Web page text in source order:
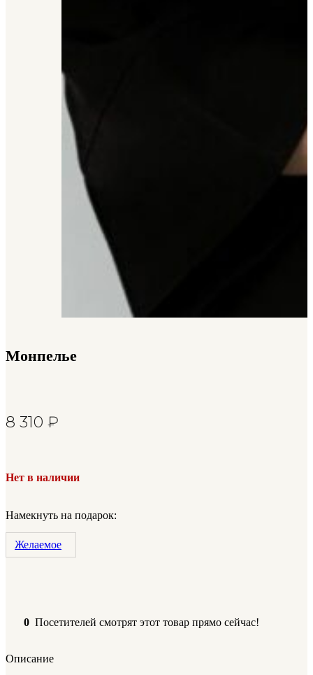
Монпелье
8 310 ₽
Нет в наличии
Намекнуть на подарок:
Желаемое
0 Посетителей смотрят этот товар прямо сейчас!
Описание